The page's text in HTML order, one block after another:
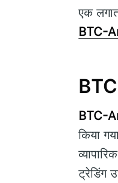
एक
BTC-
BTC-
किया
ट्रेडिंग